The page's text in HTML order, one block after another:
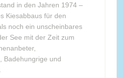
in den Jahren 1974 –
Kiesabbaus für den
noch ein unscheinbares
See mit der Zeit zum
Badehungrige und